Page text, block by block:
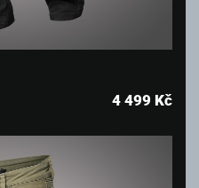
4 499 Kč